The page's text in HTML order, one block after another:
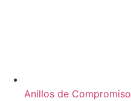
Anillos de Compromiso